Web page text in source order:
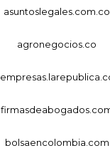
asuntoslegales.com.co
agronegocios.co
bolsaencolombia.com